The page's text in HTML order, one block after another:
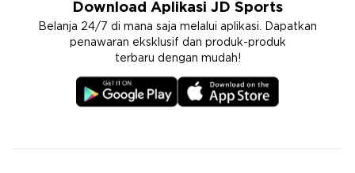
Download Aplikasi JD Sports
Belanja 24/7 di mana saja melalui aplikasi. Dapatkan
penawaran eksklusif dan produk-produk
terbaru dengan mudah!